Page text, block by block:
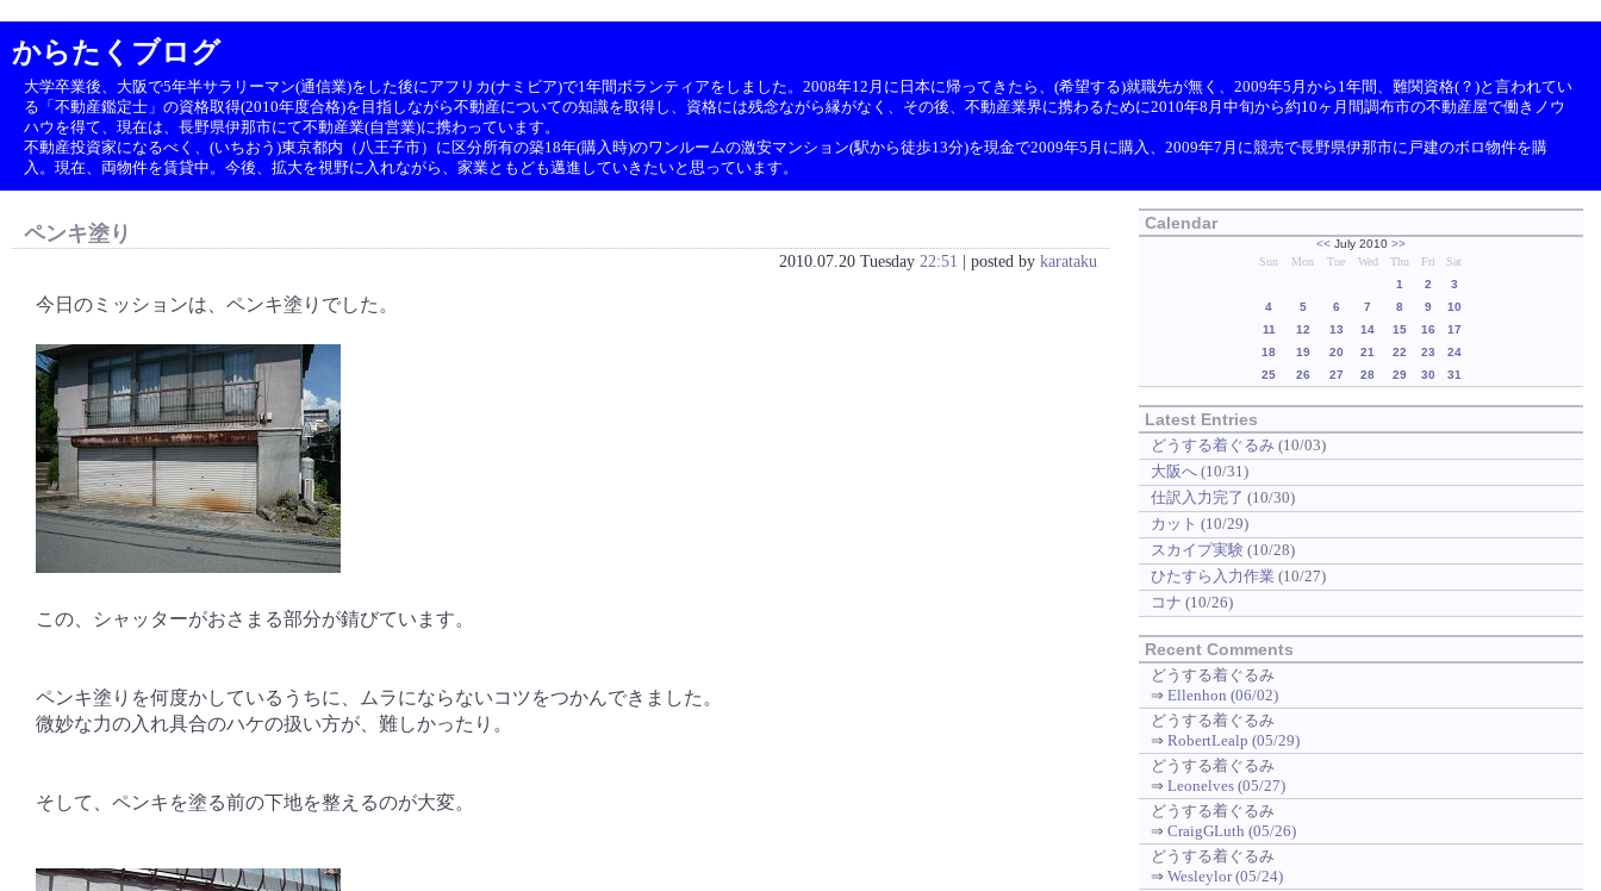
からたくブログ
大学卒業後、大阪で5年半サラリーマン(通信業)をした後にアフリカ(ナミビア)で1年間ボランティアをしました。2008年12月に日本に帰ってきたら、(希望する)就職先が無く、2009年5月から1年間、難関資格(？)と言われてい
る「不動産鑑定士」の資格取得(2010年度合格)を目指しながら不動産についての知識を取得し、資格には残念ながら縁がなく、その後、不動産業界に携わるために2010年8月中旬から約10ヶ月間調布市の不動産屋で働きノウ
ハウを得て、現在は、長野県伊那市にて不動産業(自営業)に携わっています。
不動産投資家になるべく、(いちおう)東京都内（八王子市）に区分所有の築18年(購入時)のワンルームの激安マンション(駅から徒歩13分)を現金で2009年5月に購入、2009年7月に競売で長野県伊那市に戸建のボロ物件を購
入。現在、両物件を賃貸中。今後、拡大を視野に入れながら、家業ともども邁進していきたいと思っています。
ペンキ塗り
2010.07.20 Tuesday 22:51 | posted by karataku
今日のミッションは、ペンキ塗りでした。
この、シャッターがおさまる部分が錆びています。
ペンキ塗りを何度かしているうちに、ムラにならないコツをつかんできました。
微妙な力の入れ具合のハケの扱い方が、難しかったり。
そして、ペンキを塗る前の下地を整えるのが大変。
Calendar
<<July 2010 >>
Sun
Mon Tue Wed Thu Fri
Sat
1
2
3
4
5 6 7 8 9
10
11
12 13 14 15 16
17
18
19 20 21 22 23
24
25
26 27 28 29 30 31
Latest Entries
どうする着ぐるみ(10/03)
大阪へ(10/31)
仕訳入力完了 (10/30)
カット (10/29)
スカイプ実験(10/28)
ひたすら入力作業 (10/27)
コナ (10/26)
Recent Comments
どうする着ぐるみ
⇒ Ellenhon (06/02)
どうする着ぐるみ
⇒ RobertLealp (05/29)
どうする着ぐるみ
⇒ Leonelves (05/27)
どうする着ぐるみ
⇒ CraigGLuth (05/26)
どうする着ぐるみ
⇒ Wesleylor (05/24)